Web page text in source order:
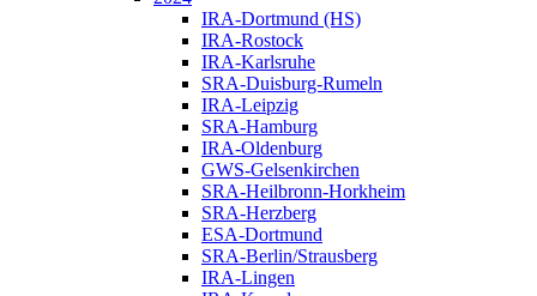
IRA-Dortmund (HS)
IRA-Rostock
IRA-Karlsruhe
SRA-Duisburg-Rumeln
IRA-Leipzig
SRA-Hamburg
IRA-Oldenburg
GWS-Gelsenkirchen
SRA-Heilbronn-Horkheim
SRA-Herzberg
ESA-Dortmund
SRA-Berlin/Strausberg
IRA-Lingen